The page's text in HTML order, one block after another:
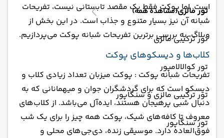
تور مالزی(مشاهده همه)
تور ترکیبی مالزی
تور کوالالامپور
تور ترکیبی مالزی و سنگاپور
تور سنگاپور
است. اما پوکت فقط یک مقصد تابستانی نیست، تفریحات
شبانه آن نیز بسیار متنوع و جذاب است. در این بخش از
وبلاگ، به بررسی برترین تفریحات شبانه پوکت می‌پردازیم.
کلاب‌ها و دیسکوهای پوکت
تفریحات شبانه پوکت : پوکت میزبان تعداد زیادی کلاب و
دیسکو است که برای گردشگران جوان و میهمانانی که به
دنبال شبی پرهیجان هستند، ایده‌آل می‌باشد. از کلاب‌های
معروف تا کافه‌های شیک، پوکت همه چیز را برای یک شب
فوق‌العاده دارد. موسیقی زنده، دی‌جی‌های محلی و